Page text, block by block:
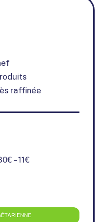
raffinée
– 11€